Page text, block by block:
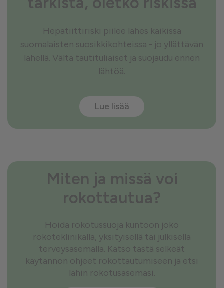
Hepatiittiriski piilee lähes kaikissa
suomalaisten suosikkikohteissa - jo yllättävän
lähellä. Vältä tautituliaiset ja suojaudu ennen
lähtöä.
Lue lisää
Miten ja missä voi
rokottautua?
Hoida rokotussuoja kuntoon joko
rokoteklinikalla, yksityisellä tai julkisella
terveysasemalla. Katso tästä selkeät
käytännön ohjeet rokottautumiseen ja etsi
lähin rokotusasemasi.